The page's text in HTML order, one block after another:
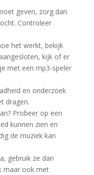
geven, zorg dan
Controleer
het werkt, bekijk
kijk of er
met een mp3-speler
en onderzoek
dragen.
Probeer op een
kunnen zien en
de muziek kan
gebruik ze dan
maar ook met